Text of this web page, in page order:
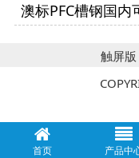
首页 产品中
澳标PFC槽钢国内
触屏